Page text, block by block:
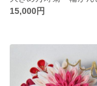
15,000円